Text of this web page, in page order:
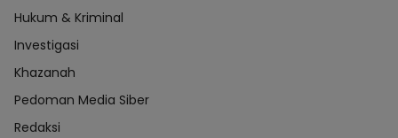
Hukum & Kriminal
Investigasi
Khazanah
Pedoman Media Siber
Redaksi